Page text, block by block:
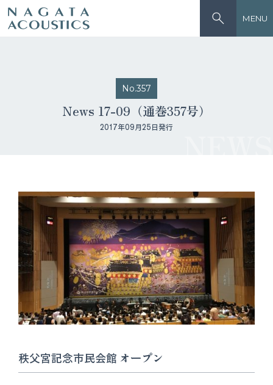
MENU
No.357
News 17-09（通巻357号）
2017年09月25日発行
秩父宮記念市民会館 オープン